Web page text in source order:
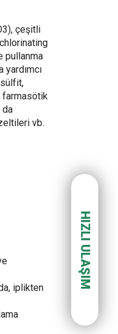
çeşitli
pullanma
farmasötik
da
vb.
iplikten
HIZLI ULAŞIM